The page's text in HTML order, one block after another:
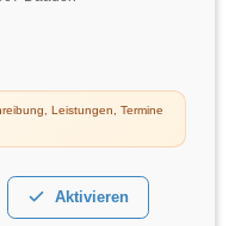
Leistungen, Termine
Aktivieren